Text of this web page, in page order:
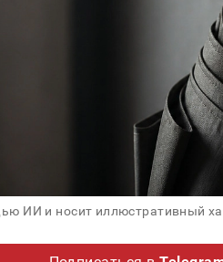
ИИ и носит иллюстративный